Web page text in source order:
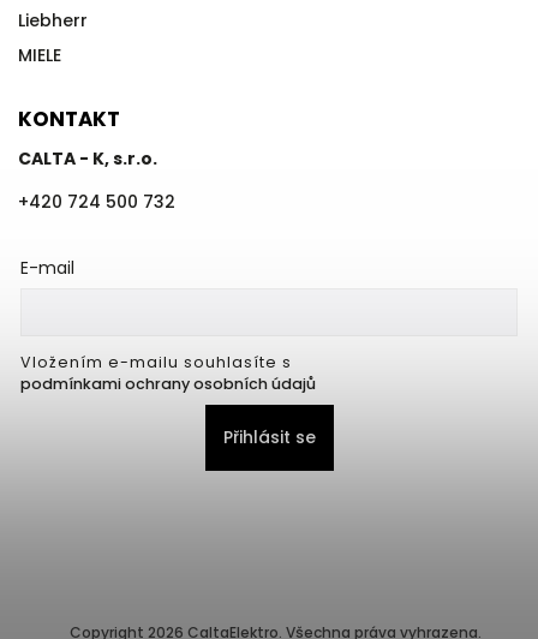
Liebherr
MIELE
KONTAKT
CALTA - K, s.r.o.
+420 724 500 732
E-mail
Vložením e-mailu souhlasíte s
podmínkami ochrany osobních údajů
Přihlásit se
Copyright 2026 CaltaElektro. Všechna práva vyhrazena.